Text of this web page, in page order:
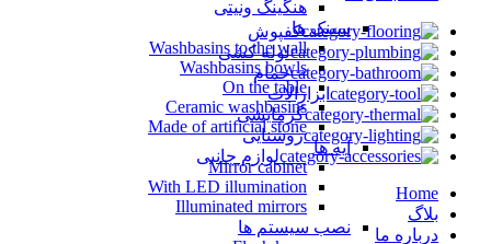
هنگینگ ونیتی
سینک ها
Washbasins to the wall
Washbasins bowls
On the table
Ceramic washbasins
Made of artificial stone
آیه ها
Mirror cabinet
With LED illumination
Illuminated mirrors
نصب سیستم ها
کفپوش
لوله کشی
حمام
ابزارالات
گرمایشی
روشنایی
لوازم جانبی
Home
بلاگ
درباره ما